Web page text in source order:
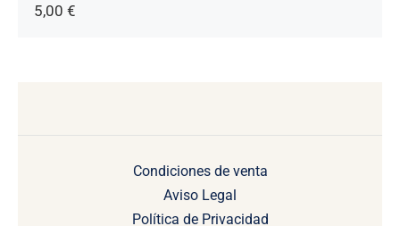
5,00 €
Condiciones de venta
Aviso Legal
Política de Privacidad